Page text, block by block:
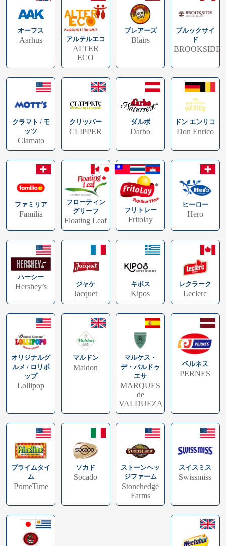
オーフス
Aarhus アルテルエコ
ALTER
ECO
ブレアーズ
Blairs
ブルックサイ
ド
BROOKSIDE
クラマト / モ
ッツ
Clamato
クリッパー
CLIPPER
ダルボ
Darbo
ドン エンリコ
Don Enrico
ファミリア
Familia
フローティン
グリーフ
Floating Leaf
フリトレー
Fritolay
ヒーロー
Hero
ハーシー
Hershey’s ジャケ
Jacquet
キポス
Kipos
レクラーク
Leclerc
オリジナルグ
ルメ / ロリポ
ップ
Lollipop
マルドン
Maldon
マルケス・
デ・バルドゥ
エサ
MARQUES
de
VALDUEZA
ペルネス
PERNES
プライムタイ
ム
PrimeTime
ソカド
Socado
ストーンヘッ
ジファーム
Stonehedge
Farms
スイスミス
Swissmiss